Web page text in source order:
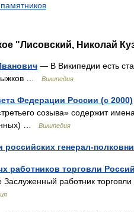
"Лисовский, Николай
— В Википедии есть
…
Википедия
Федерации России (с 2000)
созыва» содержит
…
Википедия
российских генерал-
работников торговли
Заслуженный работник